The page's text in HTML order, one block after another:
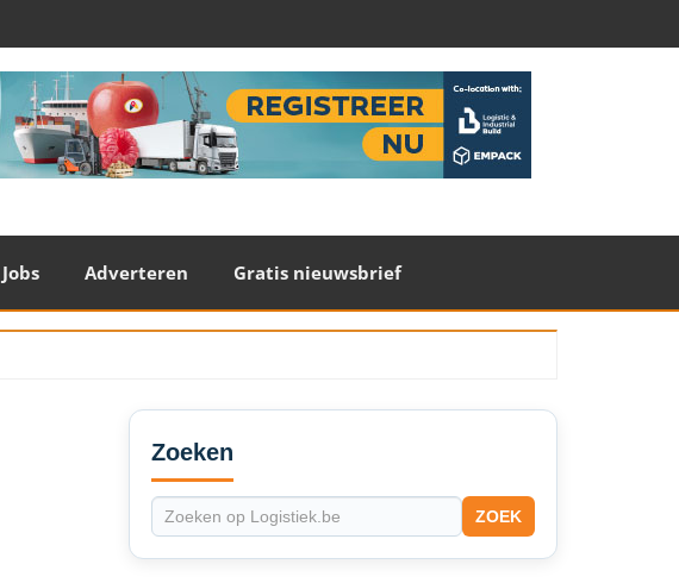
Jobs Adverteren Gratis nieuwsbrief
Secondary
Sidebar
Zoeken
ZOEK